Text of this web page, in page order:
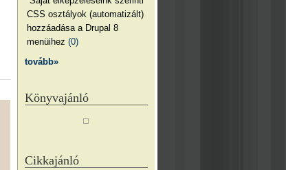
CSS osztályok (automatizált)
hozzáadása a Drupal 8
menüihez(0)
tovább»
Könyvajánló
Cikkajánló